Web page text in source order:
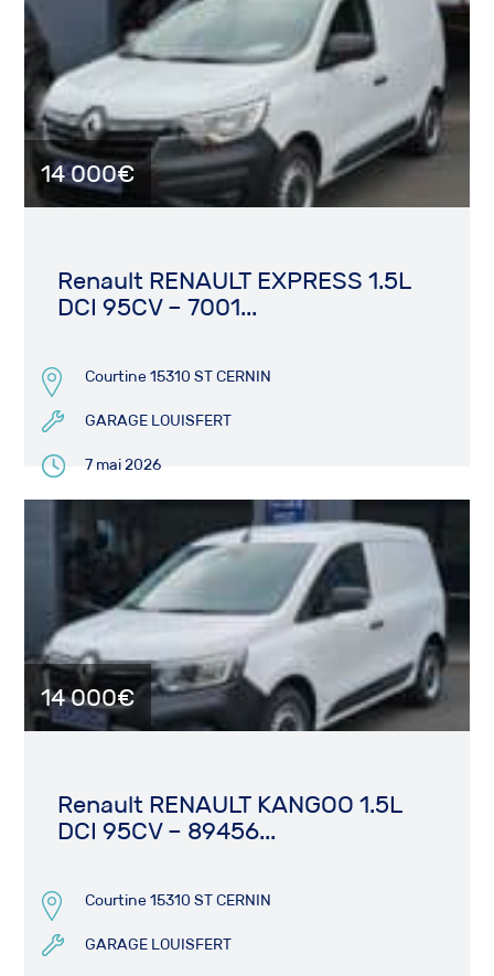
14 000€
Renault RENAULT EXPRESS 1.5L
DCI 95CV – 7001...
Courtine 15310 ST CERNIN
GARAGE LOUISFERT
7 mai 2026
14 000€
Renault RENAULT KANGOO 1.5L
DCI 95CV – 89456...
Courtine 15310 ST CERNIN
GARAGE LOUISFERT